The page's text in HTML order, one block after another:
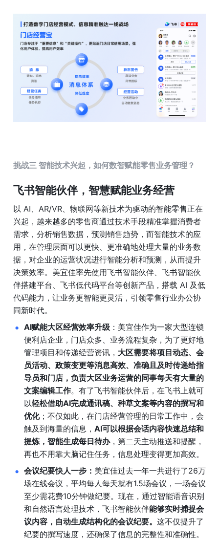
挑战三 智能技术兴起，如何数智赋能零售业务管理？
飞书智能伙伴，智慧赋能业务经营
以 AI、AR/VR、物联网等新技术为驱动的智能零售正在
兴起，越来越多的零售商通过技术手段精准掌握消费者
需求，分析销售数据，预测销售趋势，而智能技术的应
用，在管理层面可以更快、更准确地处理大量的业务数
据，对企业的运营状况进行智能分析和预测，从而提升
决策效率。美宜佳率先使用飞书智能伙伴、飞书智能伙
伴搭建平台、飞书低代码平台等创新产品，搭载 AI 及低
代码能力，让业务更智能更灵活，引领零售行业办公协
同新时代。
AI赋能大区经营效率升级 ：美宜佳作为一家大型连锁
便利店企业，门店众多、业务流程复杂，为了更好地
管理项目和传递经营资讯， 大区需要将项目动态、会
员活动、政策变更等消息高效、准确且及时传递给指
导员和门店，负责大区业务运营的同事每天有大量的
文案编辑工作。有了飞书智能伙伴后，在飞书上就可
以轻松借助AI完成通讯稿、种草文案等内容的撰写和
优化；不仅如此，在门店经营管理的日常工作中，会
触及到海量的信息， AI可以根据会话内容快速总结和
提炼，智能生成每日待办，第二天主动推送和提醒，
再也不用靠大脑记住任务，信息处理变得更加高效。
会议纪要快人一步： 美宜佳过去一年一共进行了26万
场在线会议，平均每人每天就有1.5场会议，一场会议
至少需花费10分钟做纪要。现在，通过智能语音识别
和自然语言处理技术，飞书智能伙伴能够实时捕捉会
议内容，自动生成结构化的会议纪要。 这不仅提升了
纪要的撰写速度，还确保了信息的完整性和准确性。